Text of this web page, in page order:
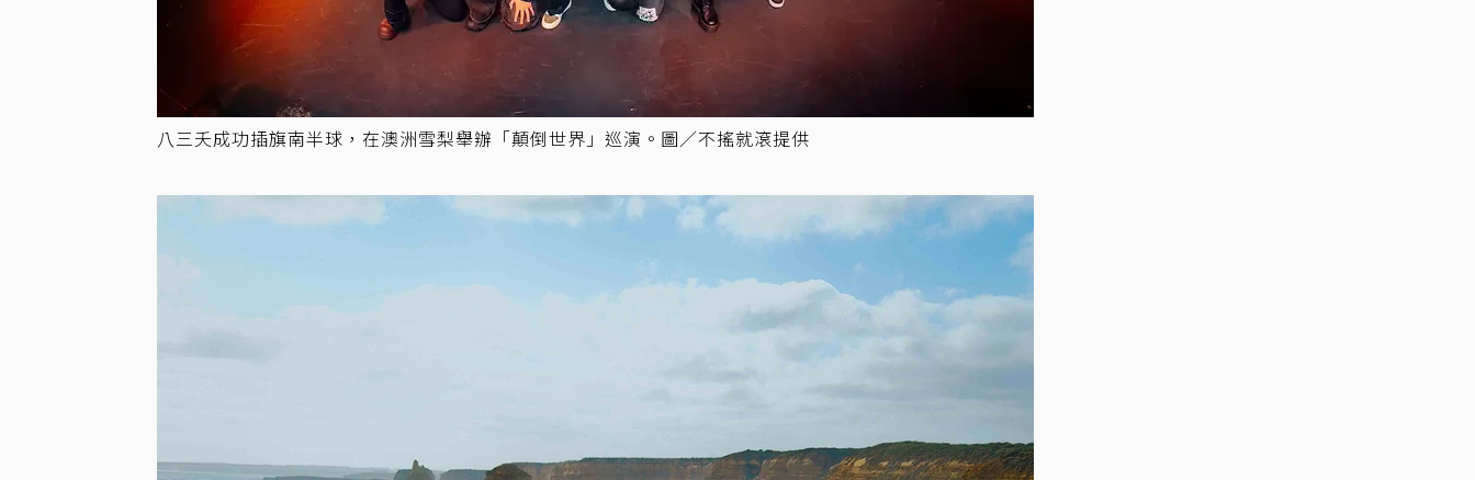
八三夭成功插旗南半球，在澳洲雪梨舉辦「顛倒世界」巡演。圖／不搖就滾提供